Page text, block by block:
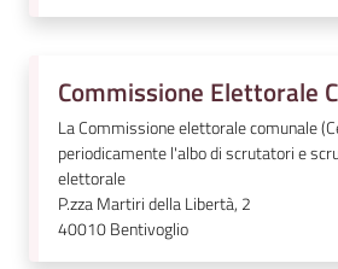
argomenti...
Seguici
Commissione Elettorale
La Commissione elettorale comunale
periodicamente l'albo di scrutatori e
elettorale
P.zza Martiri della Libertà, 2
40010Bentivoglio